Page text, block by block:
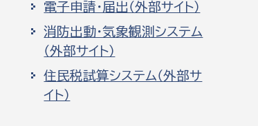
電子申請・届出（外部サイト）
消防出動・気象観測システム
（外部サイト）
住民税試算システム（外部サ
イト）